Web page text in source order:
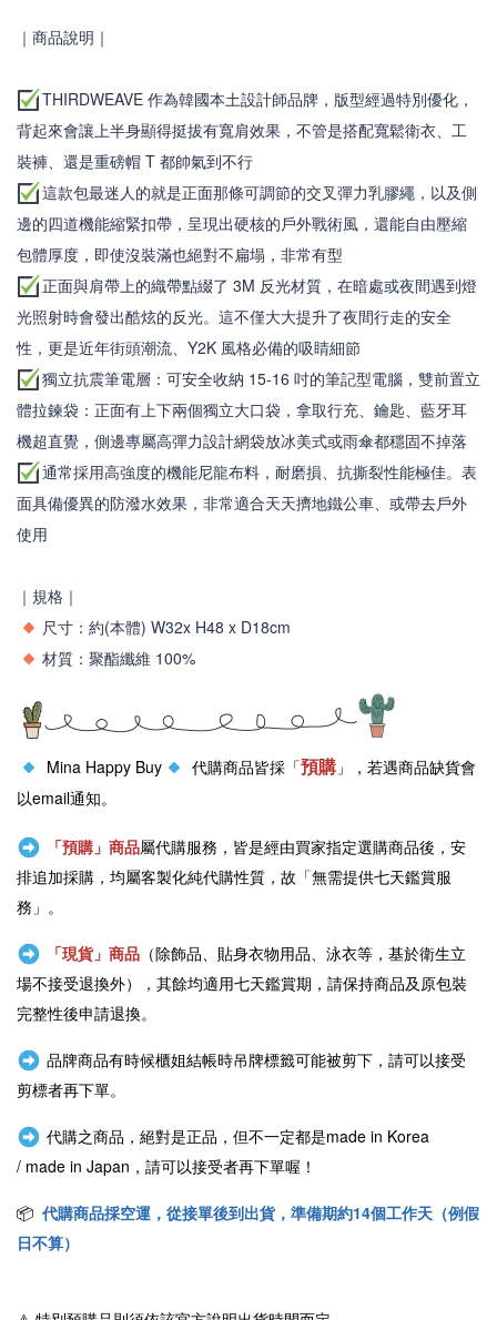
｜商品說明 ｜
THIRDWEAVE 作為韓國本土設計師品牌，版型經過特別優化，
背起來會讓上半身顯得挺拔有寬肩效果，不管是搭配寬鬆衛衣、工
裝褲、還是重磅帽 T 都帥氣到不行
這款包最迷人的就是正面那條可調節的交叉彈力乳膠繩，以及側
邊的四道機能縮緊扣帶，呈現出硬核的戶外戰術風，還能自由壓縮
包體厚度，即使沒裝滿也絕對不扁塌，非常有型
正面與肩帶上的織帶點綴了 3M 反光材質，在暗處或夜間遇到燈
光照射時會發出酷炫的反光。這不僅大大提升了夜間行走的安全
性，更是近年街頭潮流、Y2K 風格必備的吸睛細節
獨立抗震筆電層：可安全收納 15-16 吋的筆記型電腦，雙前置立
體拉鍊袋：正面有上下兩個獨立大口袋，拿取行充、鑰匙、藍牙耳
機超直覺，側邊專屬高彈力設計網袋放冰美式或雨傘都穩固不掉落
通常採用高強度的機能尼龍布料，耐磨損、抗撕裂性能極佳。表
面具備優異的防潑水效果，非常適合天天擠地鐵公車、或帶去戶外
使用
｜規格｜
尺寸： 約(本體) W32x H48 x D18cm
材質： 聚酯纖維 100%
Mina Happy Buy 代購商品皆採「預購」，若遇商品缺貨會
以email通知。
「預購」商品屬代購服務，皆是經由買家指定選購商品後，安
排追加採購，均屬客製化純代購性質，故「無需提供七天鑑賞服
務」。
「現貨」商品（除飾品、貼身衣物用品、泳衣等，基於衛生立
場不接受退換外），其餘均適用七天鑑賞期，請保持商品及原包裝
完整性後申請退換。
品牌商品有時候櫃姐結帳時吊牌標籤可能被剪下，請可以接受
剪標者再下單。
代購之商品，絕對是正品，但不一定都是made in Korea
/ made in Japan ，請可以接受者再下單喔！
📦 代購商品採空運，從接單後到出貨，準備期約14個工作天（例假
日不算）